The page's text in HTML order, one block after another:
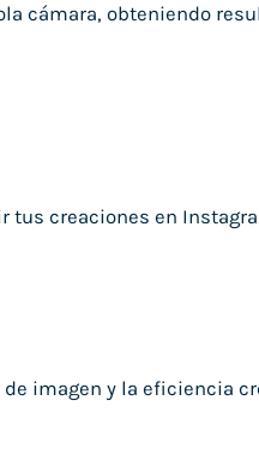
cámara, obteniendo
tus creaciones en
imagen y la eficiencia